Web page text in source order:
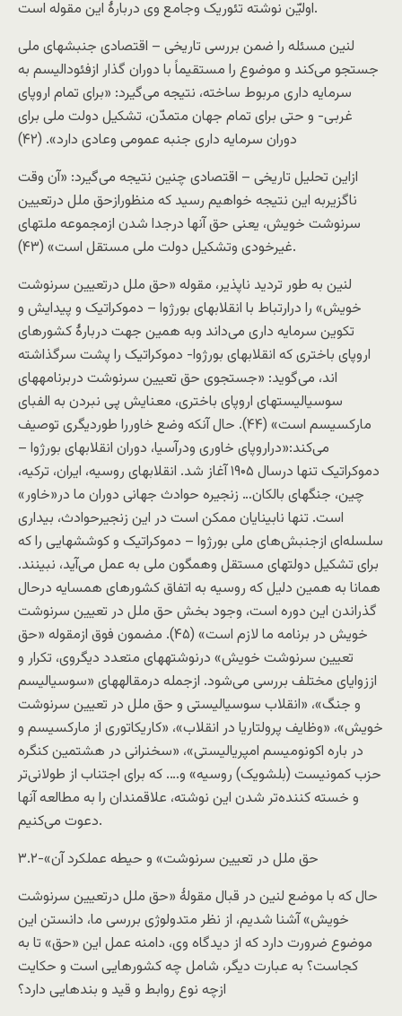
اوليّن نوشته تئوريک وجامع وی دربارۀ اين مقوله است.
لنين مسئله را ضمن بررسی تاريخی – اقتصادی جنبشهای ملی
جستجو می‌کند و موضوع را مستقيماً با دوران گذار ازفئوداليسم به
سرمايه داری مربوط ساخته، نتيجه می‌گيرد: «برای تمام اروپای
غربی- و حتی برای تمام جهان متمدّن، تشکيل دولت ملی برای
دوران سرمايه داری جنبه عمومی وعادی دارد». (۴۲)
ازاين تحليل تاريخی – اقتصادی چنين نتيجه می‌گيرد: «آن وقت
ناگزيربه اين نتيجه خواهيم رسيد که منظورازحق ملل درتعيين
سرنوشت خويش، يعنی حق آنها درجدا شدن ازمجموعه ملتهای
غيرخودی وتشکيل دولت ملی مستقل است» (۴۳).
لنين به طور ترديد ناپذير، مقوله «حق ملل درتعيين سرنوشت
خويش» را درارتباط با انقلابهای بورژوا – دموکراتيک و پيدايش و
تکوين سرمايه داری می‌داند وبه همين جهت دربارۀ کشورهای
اروپای باختری که انقلابهای بورژوا- دموکراتيک را پشت سرگذاشته
اند، می‌گويد: «جستجوی حق تعيين سرنوشت دربرنامههای
سوسياليستهای اروپای باختری، معنايش پی نبردن به الفبای
مارکسيسم است» (۴۴). حال آنکه وضع خاوررا طورديگری توصيف
می‌کند:«دراروپای خاوری ودرآسيا، دوران انقلابهای بورژوا –
دموکراتيک تنها درسال ۱۹۰۵ آغاز شد. انقلابهای روسيه، ايران، ترکيه،
چين، جنگهای بالکان… زنجيره حوادث جهانی دوران ما در«خاور»
است. تنها نابينايان ممکن است در اين زنجيرحوادث، بيداری
سلسله‌ای ازجنبش‌های ملی بورژوا – دموکراتيک و کوششهايی را که
برای تشکيل دولتهای مستقل وهمگون ملی به عمل می‌آيد، نبينند.
همانا به همين دليل که روسيه به اتفاق کشورهای همسايه درحال
گذراندن اين دوره است، وجود بخش حق ملل در تعيين سرنوشت
خويش در برنامه ما لازم است» (۴۵). مضمون فوق ازمقوله «حق
تعيين سرنوشت خويش» درنوشتههای متعدد ديگروی، تکرار و
اززوايای مختلف بررسی می‌شود. ازجمله درمقالههای «سوسياليسم
و جنگ»، «انقلاب سوسياليستی و حق ملل در تعيين سرنوشت
خويش»، «وظايف پرولتاريا در انقلاب»، «کاريکاتوری از مارکسيسم و
در باره اکونوميسم امپرياليستی»، «سخنرانی در هشتمين کنگره
حزب کمونيست (بلشويک) روسيه» و…. که برای اجتناب از طولانی‌تر
و خسته کننده‌تر شدن اين نوشته، علاقمندان را به مطالعه آنها
دعوت می‌کنيم.
۳.۲-«حق ملل در تعيين سرنوشت» و حيطه عملکرد آن
حال که با موضع لنين در قبال مقولۀ «حق ملل درتعيين سرنوشت
خويش» آشنا شديم، از نظر متدولوژی بررسی ما، دانستن اين
موضوع ضرورت دارد که از ديدگاه وی، دامنه عمل اين «حق» تا به
کجاست؟ به عبارت ديگر، شامل چه کشورهايی است و حکايت
ازچه نوع روابط و قيد و بندهايی دارد؟